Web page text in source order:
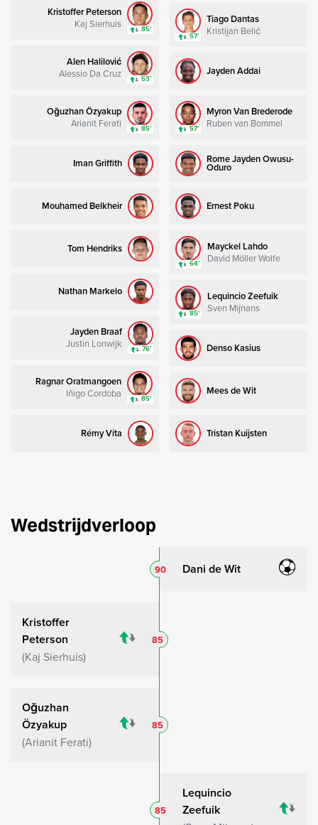
Kristoffer Peterson
Kaj Sierhuis 85’
Alen Halilović
Alessio Da Cruz 53’
Oğuzhan Özyakup
Arianit Ferati 85’
Iman Griffith
Mouhamed Belkheir
Tom Hendriks
Nathan Markelo
Jayden Braaf
Justin Lonwijk 76’
Ragnar Oratmangoen
Iñigo Cordoba 85’
Rémy Vita
Tiago Dantas
Kristijan Belić
57’
Jayden Addai
Myron Van Brederode
Ruben van Bommel
57’
Rome Jayden Owusu-
Oduro
Ernest Poku
Mayckel Lahdo
David Möller Wolfe
64’
Lequincio Zeefuik
Sven Mijnans
85’
Denso Kasius
Mees de Wit
Tristan Kuijsten
Wedstrijdverloop
Dani de Wit
90
Kristoffer
Peterson
Kaj Sierhuis
85
Oğuzhan
Özyakup
Arianit Ferati
85
Lequincio
Zeefuik
85